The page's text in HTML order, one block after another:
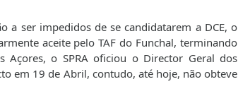
a ser impedidos de se candidatarem a DCE, o
aceite pelo TAF do Funchal, terminando
Açores, o SPRA oficiou o Director Geral dos
em 19 de Abril, contudo, até hoje, não obteve